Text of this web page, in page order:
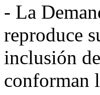
- La
reproduce
inclusión
conforman